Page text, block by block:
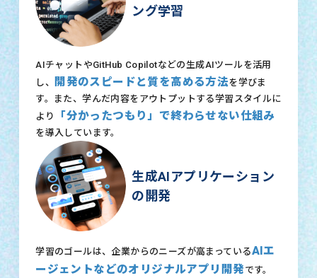
ング学習
AIチャットやGitHub Copilotなどの生成AIツールを活用
し、
開発のスピードと質を高める方法を学びま
す。また、学んだ内容をアウトプットする学習スタイルに
より
「分かったつもり」で終わらせない仕組み
を導入しています。
生成AIアプリケーション
の開発
学習のゴールは、企業からのニーズが高まっているAIエ
ージェントなどのオリジナルアプリ開発です。